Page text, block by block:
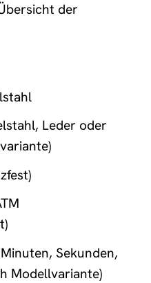
der
Leder oder
Sekunden,
Modellvariante)